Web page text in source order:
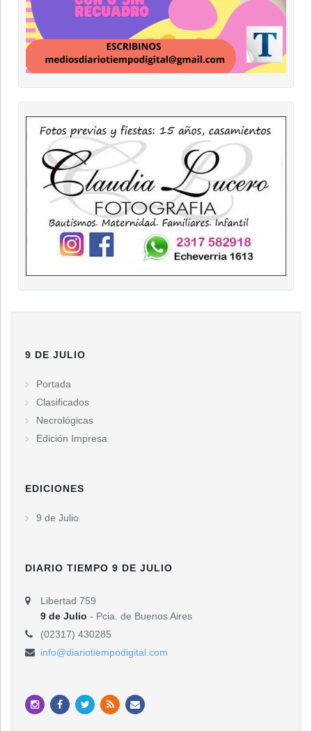
9 DE JULIO
Portada
Clasificados
Necrológicas
Edición Impresa
EDICIONES
9 de Julio
DIARIO TIEMPO 9 DE JULIO
Libertad 759
9 de Julio - Pcia. de Buenos Aires
(02317) 430285
info@diariotiempodigital.com